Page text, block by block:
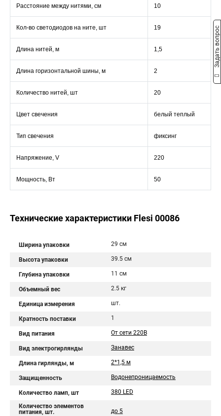
Расстояние между нитями, см 10
Кол-во светодиодов на ните, шт 19
Длина нитей, м 1,5
Длина горизонтальной шины, м 2
Количество нитей, шт 20
Цвет свечения белый теплый
Тип свечения фиксинг
Напряжение, V 220
Мощность, Вт 50
Технические характеристики Flesi 00086
Ширина упаковки 29 см
Высота упаковки 39.5 см
Глубина упаковки 11 см
Объемный вес 2.5 кг
Единица измерения шт.
Кратность поставки 1
Вид питания От сети 220В
Вид электрогирлянды Занавес
Длина гирлянды, м 2*1,5 м
Защищенность Водонепроницаемость
Количество ламп, шт 380 LED
Количество элементов
питания, шт.
до 5
Задать вопрос